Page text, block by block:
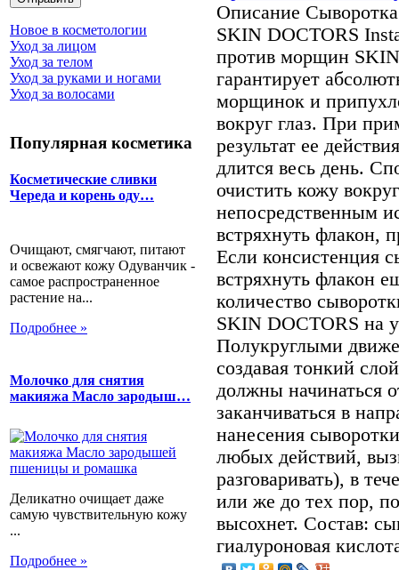
Новое в косметологии
Уход за лицом
Уход за телом
Уход за руками и ногами
Уход за волосами
Популярная косметика
Косметические сливки
Череда и корень оду…
Очищают, смягчают, питают
и освежают кожу Одуванчик -
самое распространенное
растение на...
Подробнее »
Молочко для снятия
макияжа Масло зародыш…
Деликатно очищает даже
самую чувствительную кожу
...
Подробнее »
Описание
SKIN DOCTORS
против морщин
гарантирует
морщинок и
вокруг глаз. При
результат ее
длится весь день.
очистить кожу
непосредственным
встряхнуть флакон,
Если консистенция
встряхнуть флакон
количество
SKIN DOCTORS на
Полукруглыми
создавая тонкий
должны начинаться
заканчиваться в
нанесения
любых действий,
разговаривать), в
или же до тех пор,
высохнет. Состав:
гиалуроновая